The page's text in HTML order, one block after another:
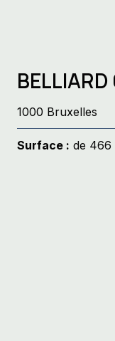
BELLIARD
1000 Bruxelles
Surface : de 466